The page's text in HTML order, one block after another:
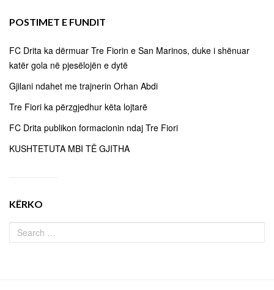
POSTIMET E FUNDIT
FC Drita ka dërmuar Tre Fiorin e San Marinos, duke i shënuar
katër gola në pjesëlojën e dytë
Gjilani ndahet me trajnerin Orhan Abdi
Tre Fiori ka përzgjedhur këta lojtarë
FC Drita publikon formacionin ndaj Tre Fiori
KUSHTETUTA MBI TË GJITHA
KËRKO